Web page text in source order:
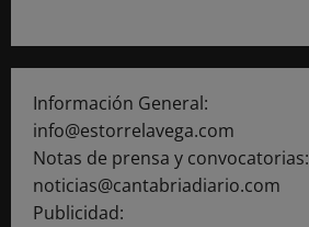
Información General:
info@estorrelavega.com
Notas de prensa y convocatorias:
noticias@cantabriadiario.com
Publicidad: